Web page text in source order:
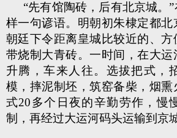
“先有馆陶砖，后有北京城。
样一句谚语。明朝初朱棣定都北
朝廷下令距离皇城比较近的、方
带烧制大青砖。一时间，在大运
升腾，车来人往。选拔把式，
模，摔泥制坯，筑窑备柴，烟
式20多个日夜的辛勤劳作，慢
制，再经过大运河码头运输到京城